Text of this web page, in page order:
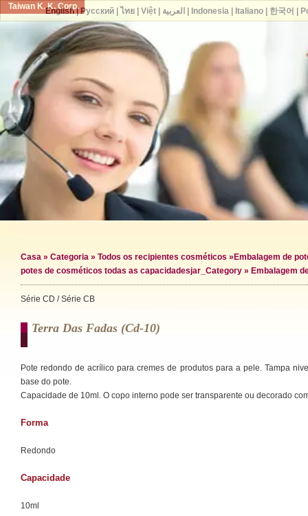
Taiwan K. K. Corp.
Casa » Categoria » Todos os recipientes cosméticos » Embalagem de
potes de cosméticos todas as capacidadesjar_Category » Embalagem
Série CD / Série CB
Terra Das Fadas (cd-10)
Pote redondo de acrílico para cremes de produtos para a pele. Tampa
base do pote.
Capacidade de 10ml. O copo interno pode ser transparente ou decorado
Forma
Redondo
Capacidade
10ml
English| Русский| ไทย| Việt| العربية Indonesia| Italiano| 한국어